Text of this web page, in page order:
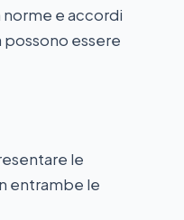
e accordi
essere
le
entrambe le